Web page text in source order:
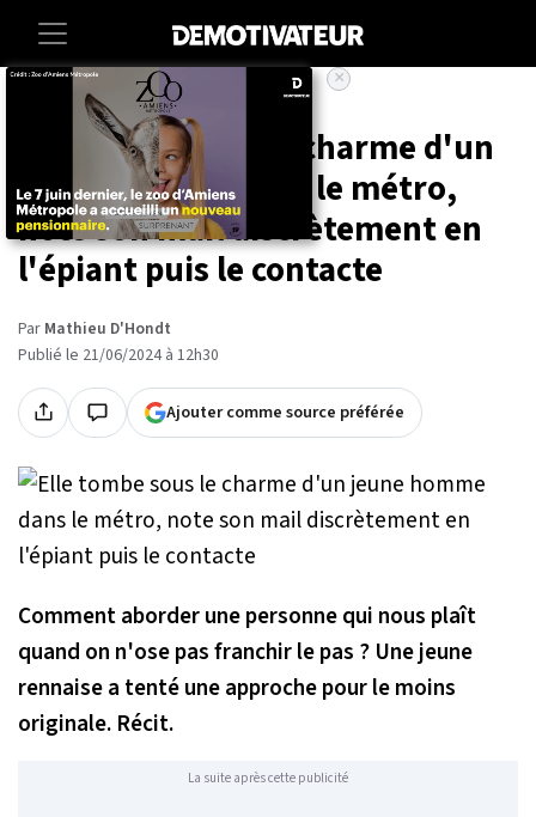
Societe Insolite
Elle tombe sous le charme d'un
jeune homme dans le métro,
note son mail discrètement en
l'épiant puis le contacte
Par Mathieu D'Hondt
Publié le 21/06/2024 à 12h30
Ajouter comme source préférée
Comment aborder une personne qui nous plaît
quand on n'ose pas franchir le pas ? Une jeune
rennaise a tenté une approche pour le moins
originale. Récit.
La suite après cette publicité
×